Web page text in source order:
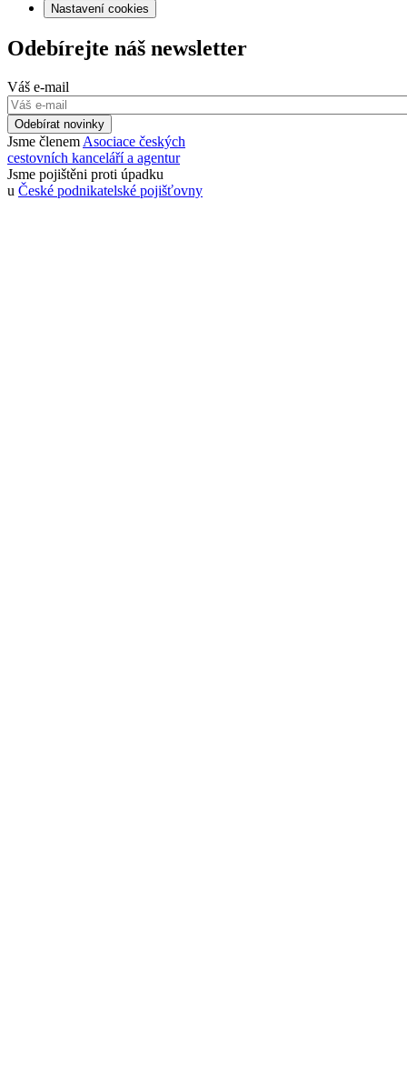
Nastavení cookies
Odebírejte náš newsletter
Váš e-mail
Odebírat novinky
Jsme členem Asociace českých
cestovních kanceláří a agentur
Jsme pojištěni proti úpadku
u České podnikatelské pojišťovny